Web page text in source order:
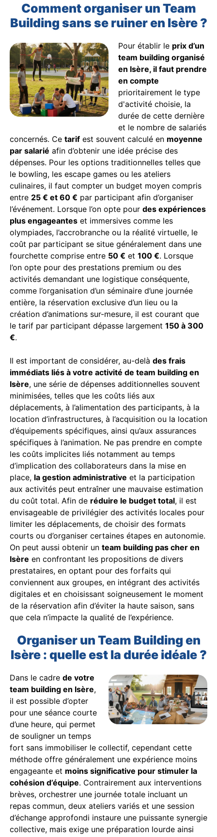
Comment organiser un Team
Building sans se ruiner en Isère ?
Pour établir le prix d’un
team building organisé
en Isère, il faut prendre
en compte
prioritairement le type
d'activité choisie, la
durée de cette dernière
et le nombre de salariés
concernés. Ce tarif est souvent calculé en moyenne
par salarié afin d’obtenir une idée précise des
dépenses. Pour les options traditionnelles telles que
le bowling, les escape games ou les ateliers
culinaires, il faut compter un budget moyen compris
entre 25 € et 60 € par participant afin d’organiser
l’événement. Lorsque l’on opte pour des expériences
plus engageantes et immersives comme les
olympiades, l’accrobranche ou la réalité virtuelle, le
coût par participant se situe généralement dans une
fourchette comprise entre 50 € et 100 €. Lorsque
l’on opte pour des prestations premium ou des
activités demandant une logistique conséquente,
comme l’organisation d’un séminaire d’une journée
entière, la réservation exclusive d’un lieu ou la
création d’animations sur-mesure, il est courant que
le tarif par participant dépasse largement 150 à 300
€.
Il est important de considérer, au-delà des frais
immédiats liés à votre activité de team building en
Isère, une série de dépenses additionnelles souvent
minimisées, telles que les coûts liés aux
déplacements, à l’alimentation des participants, à la
location d’infrastructures, à l’acquisition ou la location
d’équipements spécifiques, ainsi qu’aux assurances
spécifiques à l’animation. Ne pas prendre en compte
les coûts implicites liés notamment au temps
d’implication des collaborateurs dans la mise en
place, la gestion administrative et la participation
aux activités peut entraîner une mauvaise estimation
du coût total. Afin de réduire le budget total, il est
envisageable de privilégier des activités locales pour
limiter les déplacements, de choisir des formats
courts ou d’organiser certaines étapes en autonomie.
On peut aussi obtenir un team building pas cher en
Isère en confrontant les propositions de divers
prestataires, en optant pour des forfaits qui
conviennent aux groupes, en intégrant des activités
digitales et en choisissant soigneusement le moment
de la réservation afin d’éviter la haute saison, sans
que cela n’impacte la qualité de l’expérience.
Organiser un Team Building en
Isère : quelle est la durée idéale ?
Dans le cadre de votre
team building en Isère,
il est possible d’opter
pour une séance courte
d’une heure, qui permet
de souligner un temps
fort sans immobiliser le collectif, cependant cette
méthode offre généralement une expérience moins
engageante et moins significative pour stimuler la
cohésion d’équipe. Contrairement aux interventions
brèves, orchestrer une journée totale incluant un
repas commun, deux ateliers variés et une session
d’échange approfondi instaure une puissante synergie
collective, mais exige une préparation lourde ainsi